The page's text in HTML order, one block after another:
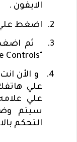
الايفون .
2.
اضغط علي
3.
ثم
"
Controls
4.
و الأن
علي
علي
سيتم
التحكم